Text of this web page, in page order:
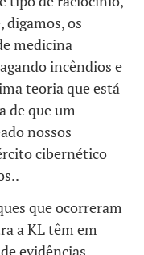
digamos, os
medicina
incêndios e
teoria que está
de que um
nossos
cibernético
que ocorreram
a KL têm em